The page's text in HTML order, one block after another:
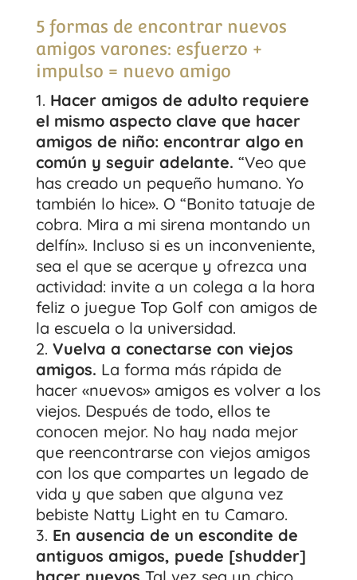
5 formas de encontrar nuevos
amigos varones: esfuerzo +
impulso = nuevo amigo
Hacer amigos de adulto requiere
el mismo aspecto clave que hacer
amigos de niño: encontrar algo en
común y seguir adelante. “Veo que
has creado un pequeño humano. Yo
también lo hice». O “Bonito tatuaje de
cobra. Mira a mi sirena montando un
delfín». Incluso si es un inconveniente,
sea el que se acerque y ofrezca una
actividad: invite a un colega a la hora
feliz o juegue Top Golf con amigos de
la escuela o la universidad.
Vuelva a conectarse con viejos
amigos. La forma más rápida de
hacer «nuevos» amigos es volver a los
viejos. Después de todo, ellos te
conocen mejor. No hay nada mejor
que reencontrarse con viejos amigos
con los que compartes un legado de
vida y que saben que alguna vez
bebiste Natty Light en tu Camaro.
En ausencia de un escondite de
antiguos amigos, puede [shudder]